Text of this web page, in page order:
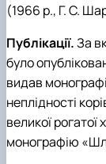
(1966 р., Г. С.
Публікації.За
було
видав
неплідності
великої
монографію